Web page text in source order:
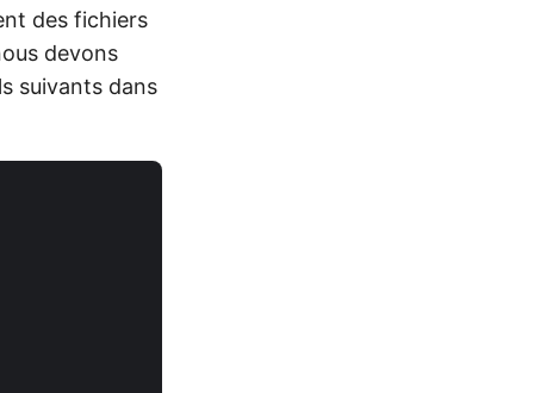
des fichiers
devons
suivants dans